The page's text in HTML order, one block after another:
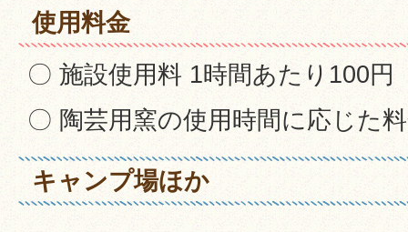
使用料金
〇 施設使用料 1時間あたり100円
〇 陶芸用窯の使用時間に応じた
キャンプ場ほか